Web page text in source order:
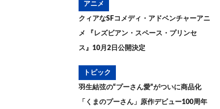
アニメ
クィアなSFコメディ・アドベンチャーアニ
メ 『レズビアン・スペース・プリンセ
ス』10月2日公開決定
トピック
羽生結弦の“プーさん愛”がついに商品化
「くまのプーさん」原作デビュー100周年